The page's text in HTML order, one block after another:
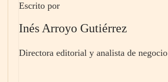
Escrito por
Inés Arroyo Gutiérrez
Directora editorial y analista de negocio